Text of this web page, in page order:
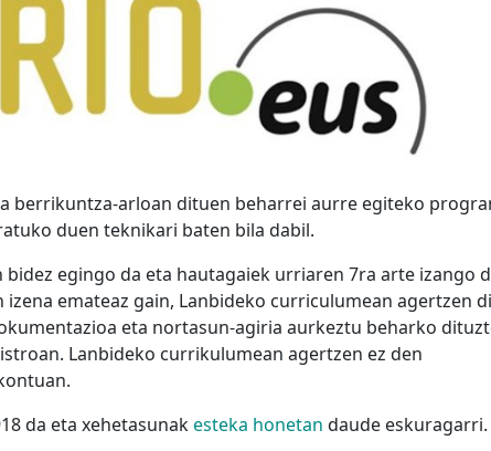
berrikuntza-arloan dituen beharrei aurre egiteko
duen teknikari baten bila dabil.
egingo da eta hautagaiek urriaren 7ra arte izango
izena emateaz gain, Lanbideko curriculumean agertzen
eta nortasun-agiria aurkeztu beharko
Lanbideko currikulumean agertzen ez den
da eta xehetasunakesteka honetan daude eskuragarri.